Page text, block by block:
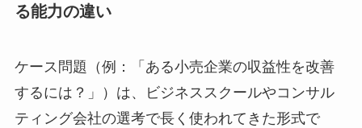
る能力の違い
ケース問題（例：「ある小売企業の収益性を改善
するには？」）は、ビジネススクールやコンサル
ティング会社の選考で長く使われてきた形式で